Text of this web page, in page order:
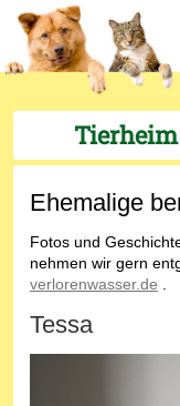
Ehemalige
Fotos und
nehmen wir gern
verlorenwasser.de
Tessa